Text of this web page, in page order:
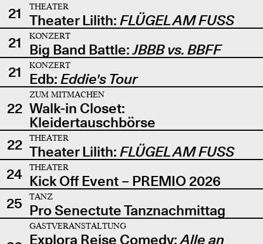
21
THEATER
Theater Lilith: FLÜGEL AM FUSS
21
KONZERT
Big Band Battle:JBBB vs. BBFF
21
KONZERT
Edb: Eddie's Tour
22
ZUM MITMACHEN
Walk-in Closet:
Kleidertauschbörse
22
THEATER
Theater Lilith: FLÜGEL AM FUSS
24
THEATER
Kick Off Event – PREMIO 2026
25
TANZ
Pro Senectute Tanznachmittag
GASTVERANSTALTUNG
Explora Reise Comedy:Alle an